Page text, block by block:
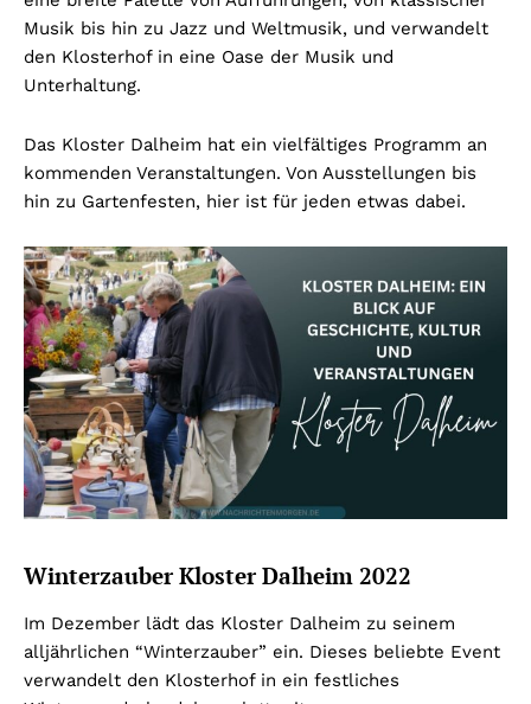
Musik bis hin zu Jazz und Weltmusik, und verwandelt
den Klosterhof in eine Oase der Musik und
Unterhaltung.
Das Kloster Dalheim hat ein vielfältiges Programm an
kommenden Veranstaltungen. Von Ausstellungen bis
hin zu Gartenfesten, hier ist für jeden etwas dabei.
Winterzauber Kloster Dalheim 2022
Im Dezember lädt das Kloster Dalheim zu seinem
alljährlichen “Winterzauber” ein. Dieses beliebte Event
verwandelt den Klosterhof in ein festliches